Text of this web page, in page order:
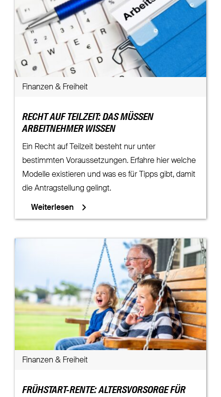
Finanzen & Freiheit
RECHT AUF TEILZEIT: DAS MÜSSEN
ARBEITNEHMER WISSEN
Ein Recht auf Teilzeit besteht nur unter
bestimmten Voraussetzungen. Erfahre hier welche
Modelle existieren und was es für Tipps gibt, damit
die Antragstellung gelingt.
Weiterlesen
Finanzen & Freiheit
FRÜHSTART-RENTE: ALTERSVORSORGE FÜR